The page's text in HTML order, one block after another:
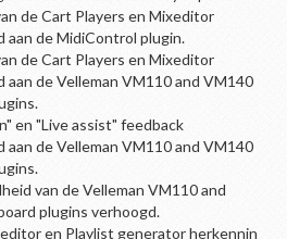
de Cart Players en Mixeditor
aan de MidiControl plugin.
de Cart Players en Mixeditor
aan de Velleman VM110 and VM140
en "Live assist" feedback
aan de Velleman VM110 and VM140
van de Velleman VM110 and
plugins verhoogd.
en Playlist generator herkennin